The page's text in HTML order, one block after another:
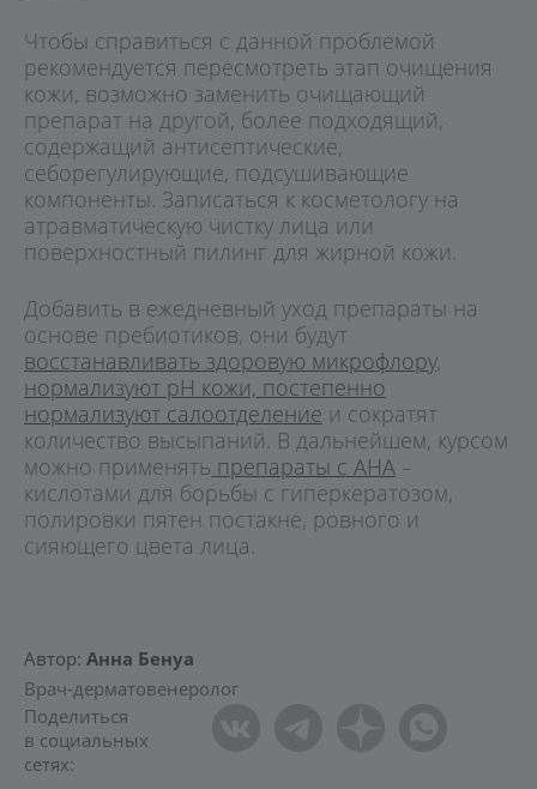
Чтобы справиться с данной проблемой
рекомендуется пересмотреть этап очищения
кожи, возможно заменить очищающий
препарат на другой, более подходящий,
содержащий антисептические,
себорегулирующие, подсушивающие
компоненты. Записаться к косметологу на
атравматическую чистку лица или
поверхностный пилинг для жирной кожи.
Добавить в ежедневный уход препараты на
основе пребиотиков, они будут
восстанавливать здоровую микрофлору,
нормализуют pH кожи, постепенно
нормализуют салоотделение и сократят
количество высыпаний. В дальнейшем, курсом
можно применять препараты с АНА –
кислотами для борьбы с гиперкератозом,
полировки пятен постакне, ровного и
сияющего цвета лица.
Автор: Анна Бенуа
Врач-дерматовенеролог
Поделиться
в социальных
сетях: